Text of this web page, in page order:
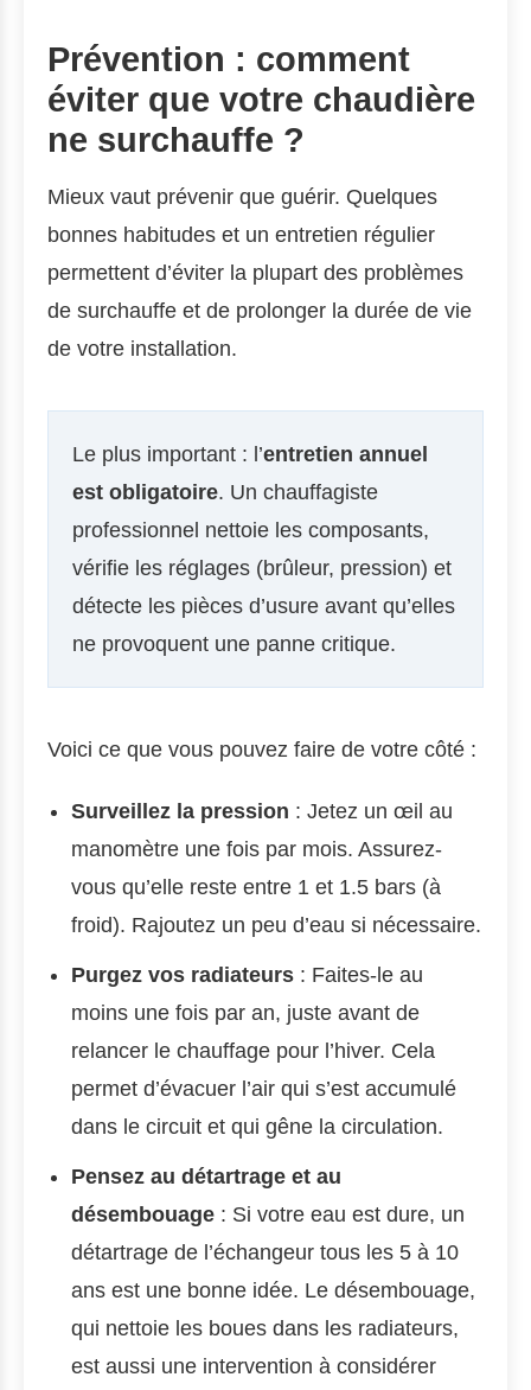
Prévention : comment
éviter que votre chaudière
ne surchauffe ?
Mieux vaut prévenir que guérir. Quelques
bonnes habitudes et un entretien régulier
permettent d’éviter la plupart des problèmes
de surchauffe et de prolonger la durée de vie
de votre installation.
Le plus important : l’entretien annuel
est obligatoire. Un chauffagiste
professionnel nettoie les composants,
vérifie les réglages (brûleur, pression) et
détecte les pièces d’usure avant qu’elles
ne provoquent une panne critique.
Voici ce que vous pouvez faire de votre côté :
Surveillez la pression : Jetez un œil au
manomètre une fois par mois. Assurez-
vous qu’elle reste entre 1 et 1.5 bars (à
froid). Rajoutez un peu d’eau si nécessaire.
Purgez vos radiateurs : Faites-le au
moins une fois par an, juste avant de
relancer le chauffage pour l’hiver. Cela
permet d’évacuer l’air qui s’est accumulé
dans le circuit et qui gêne la circulation.
Pensez au détartrage et au
désembouage : Si votre eau est dure, un
détartrage de l’échangeur tous les 5 à 10
ans est une bonne idée. Le désembouage,
qui nettoie les boues dans les radiateurs,
est aussi une intervention à considérer